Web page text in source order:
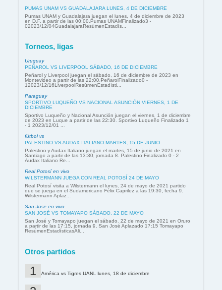
PUMAS UNAM VS GUADALAJARA LUNES, 4 DE DICIEMBRE
Pumas UNAM y Guadalajara juegan el lunes, 4 de diciembre de 2023
en D.F. a partir de las 00:00.Pumas UNAMFinalizado3 -
02023/12/04GuadalajaraResúmenEstadís...
Torneos, ligas
Uruguay
PEÑAROL VS LIVERPOOL SÁBADO, 16 DE DICIEMBRE
Peñarol y Liverpool juegan el sábado, 16 de diciembre de 2023 en
Montevideo a partir de las 22:00.PeñarolFinalizado0 -
12023/12/16LiverpoolResúmenEstadísti...
Paraguay
SPORTIVO LUQUEÑO VS NACIONAL ASUNCIÓN VIERNES, 1 DE
DICIEMBRE
Sportivo Luqueño y Nacional Asunción juegan el viernes, 1 de diciembre
de 2023 en Luque a partir de las 22:30. Sportivo Luqueño Finalizado 1
- 1 2023/12/01 ...
fútbol vs
PALESTINO VS AUDAX ITALIANO MARTES, 15 DE JUNIO
Palestino y Audax Italiano juegan el martes, 15 de junio de 2021 en
Santiago a partir de las 13:30, jornada 8. Palestino Finalizado 0 - 2
Audax Italiano Re...
Real Potosí en vivo
WILSTERMANN JUEGA CON REAL POTOSÍ 24 DE MAYO
Real Potosí visita a Wilstermann el lunes, 24 de mayo de 2021 partido
que se juega en el Sudamericano Félix Caprilez a las 19:30, fecha 9.
Wilstermann Aplaz...
San Jose en vivo
SAN JOSÉ VS TOMAYAPO SÁBADO, 22 DE MAYO
San José y Tomayapo juegan el sábado, 22 de mayo de 2021 en Oruro
a partir de las 17:15, jornada 9. San José Aplazado 17:15 Tomayapo
ResúmenEstadísticasAli...
Otros partidos
América vs Tigres UANL lunes, 18 de diciembre